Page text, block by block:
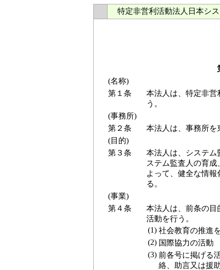
特定非営利活動法人日本シ
(名称)
第１条
本法人は、特定非営
う。
(事務所)
第２条
本法人は、事務所を
(目的)
第３条
本法人は、システム
ステム監査人の育
よって、健全な情
る。
(事業)
第４条
本法人は、前条の目
活動を行う。
(1) 社会教育の推進
(2) 国際協力の活動
(3) 前各号に掲げる
絡、助言又は援